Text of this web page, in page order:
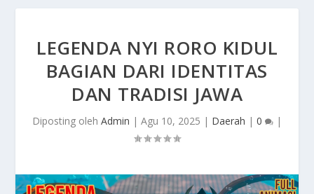
LEGENDA NYI RORO KIDUL
BAGIAN DARI IDENTITAS
DAN TRADISI JAWA
Diposting oleh Admin | Agu 10, 2025 | Daerah | 0 |